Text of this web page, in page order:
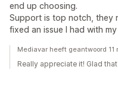
end up choosing.
Support is top notch, they
fixed an issue I had with my
Mediavar heeft geantwoord 11
Really appreciate it! Glad